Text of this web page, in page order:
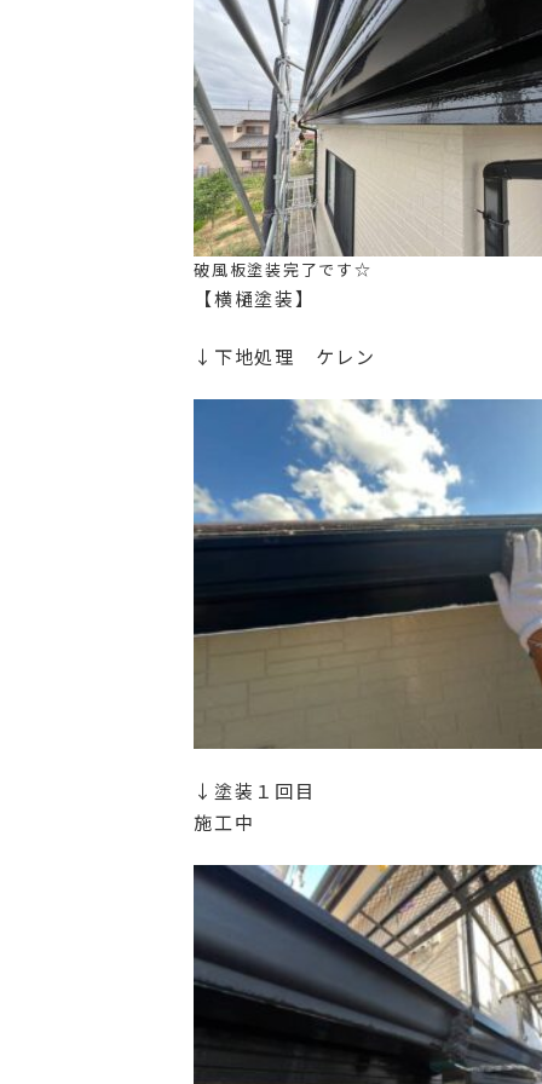
破風板塗装完了です☆
【横樋塗装】
↓下地処理 ケレン
↓塗装１回目
施工中